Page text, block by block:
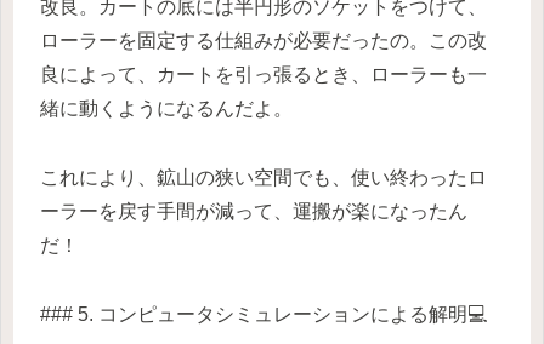
改良。カートの底には半円形のソケットをつけて、
ローラーを固定する仕組みが必要だったの。この改
良によって、カートを引っ張るとき、ローラーも一
緒に動くようになるんだよ。
これにより、鉱山の狭い空間でも、使い終わったロ
ーラーを戻す手間が減って、運搬が楽になったん
だ！
### 5. コンピュータシミュレーションによる解明💻